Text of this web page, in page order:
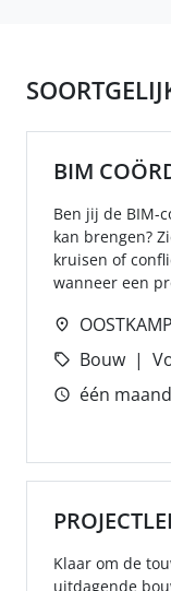
BIM
Ben jij de BIM-
kan brengen?
kruisen of
wanneer een
OOSTKAMP
Bouw
één
Klaar om de
uitdagende